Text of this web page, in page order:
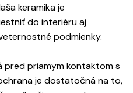
keramika je
do interiéru aj
podmienky.
pred priamym kontaktom s
je dostatočná na to,